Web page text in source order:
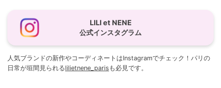
LILI et NENE
公式インスタグラム
人気ブランドの新作やコーディネートはInstagramでチェック！パリの
日常が垣間見られるlilietnene_paris も必見です。